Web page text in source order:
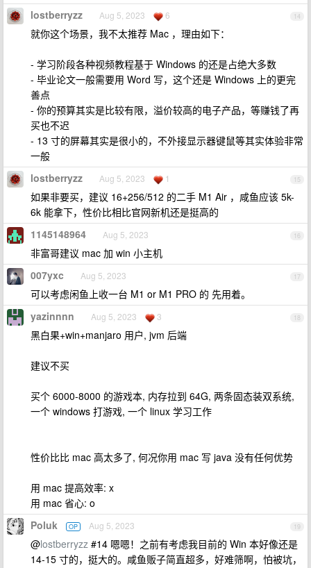
14
lostberryzz Aug 5, 2023 6
就你这个场景，我不太推荐 Mac ，理由如下：
- 学习阶段各种视频教程基于 Windows 的还是占绝大多数
- 毕业论文一般需要用 Word 写，这个还是 Windows 上的更完
善点
- 你的预算其实是比较有限，溢价较高的电子产品，等赚钱了再
买也不迟
- 13 寸的屏幕其实是很小的，不外接显示器键鼠等其实体验非常
一般
15
lostberryzz Aug 5, 2023 1
如果非要买，建议 16+256/512 的二手 M1 Air ，咸鱼应该 5k-
6k 能拿下，性价比相比官网新机还是挺高的
16
1145148964 Aug 5, 2023
非富哥建议 mac 加 win 小主机
17
007yxc Aug 5, 2023
可以考虑闲鱼上收一台 M1 or M1 PRO 的 先用着。
18
yazinnnn Aug 5, 2023 3
黑白果+win+manjaro 用户, jvm 后端
建议不买
买个 6000-8000 的游戏本, 内存拉到 64G, 两条固态装双系统,
一个 windows 打游戏, 一个 linux 学习工作
性价比比 mac 高太多了, 何况你用 mac 写 java 没有任何优势
用 mac 提高效率: x
用 mac 省心: o
19
Poluk OP Aug 5, 2023
@lostberryzz #14 嗯嗯！之前有考虑我目前的 Win 本好像还是
14-15 寸的，挺大的。咸鱼贩子简直超多，好难筛啊，怕被坑，